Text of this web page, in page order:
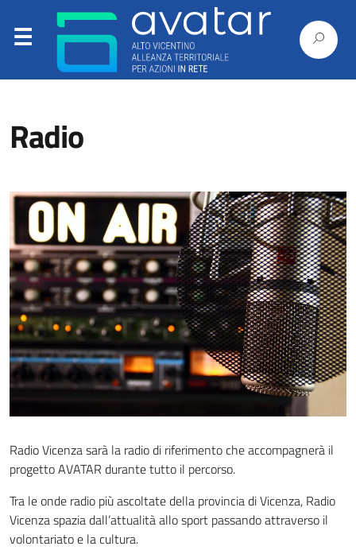
Radio
Radio Vicenza sarà la radio di riferimento che accompagnerà il
progetto AVATAR durante tutto il percorso.
Tra le onde radio più ascoltate della provincia di Vicenza, Radio
Vicenza spazia dall’attualità allo sport passando attraverso il
volontariato e la cultura.